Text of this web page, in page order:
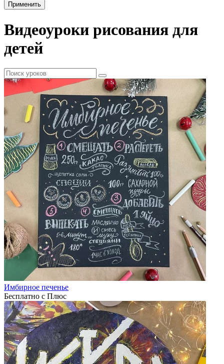
Применить
Видеоуроки рисования для
детей
Имбирное печенье
Бесплатно с Плюс